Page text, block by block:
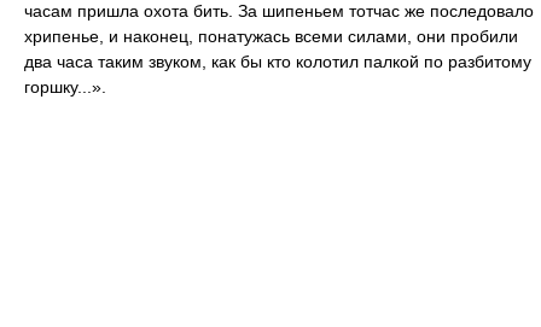
часам пришла охота бить. За шипеньем тотчас же последовало
хрипенье, и наконец, понатужась всеми силами, они пробили
два часа таким звуком, как бы кто колотил палкой по разбитому
горшку...».